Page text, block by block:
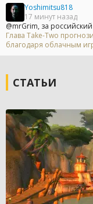
Yoshimitsu818
17 минут назад
@mrGrim, за
Глава Take-Two
благодаря облачным
СТАТЬИ